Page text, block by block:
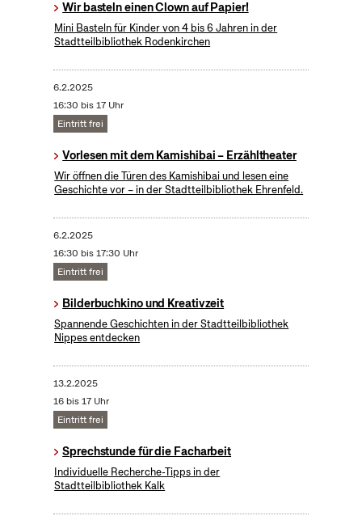
Wir basteln einen Clown auf Papier!
Mini Basteln für Kinder von 4 bis 6 Jahren in der
Stadtteilbibliothek Rodenkirchen
6.2.2025
16:30 bis 17 Uhr
Eintritt frei
Vorlesen mit dem Kamishibai – Erzähltheater
Wir öffnen die Türen des Kamishibai und lesen eine
Geschichte vor – in der Stadtteilbibliothek Ehrenfeld.
6.2.2025
16:30 bis 17:30 Uhr
Eintritt frei
Bilderbuchkino und Kreativzeit
Spannende Geschichten in der Stadtteilbibliothek
Nippes entdecken
13.2.2025
16 bis 17 Uhr
Eintritt frei
Sprechstunde für die Facharbeit
Individuelle Recherche-Tipps in der
Stadtteilbibliothek Kalk